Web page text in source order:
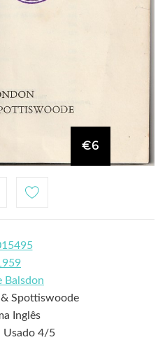
€6
Balsdon
Spottiswoode
Inglês
Usado 4/5